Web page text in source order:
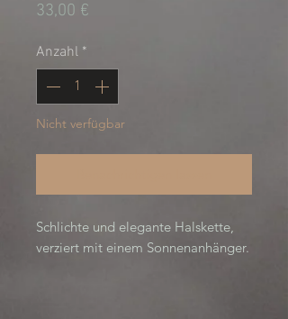
33,00 €
Anzahl *
Nicht verfügbar
Schlichte und elegante Halskette,
verziert mit einem Sonnenanhänger.